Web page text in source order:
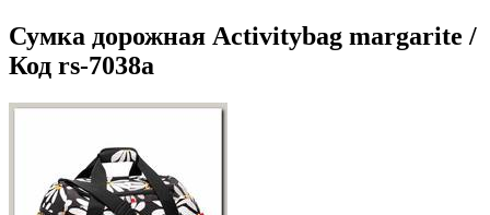
Сумка дорожная Activitybag margarite /
Код rs-7038a